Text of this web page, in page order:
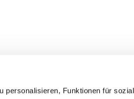
personalisieren, Funktionen für
in Düsseldorf